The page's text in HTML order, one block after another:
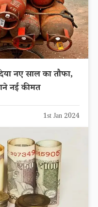
नए साल का तौफा,
नई कीमत
1st Jan 2024